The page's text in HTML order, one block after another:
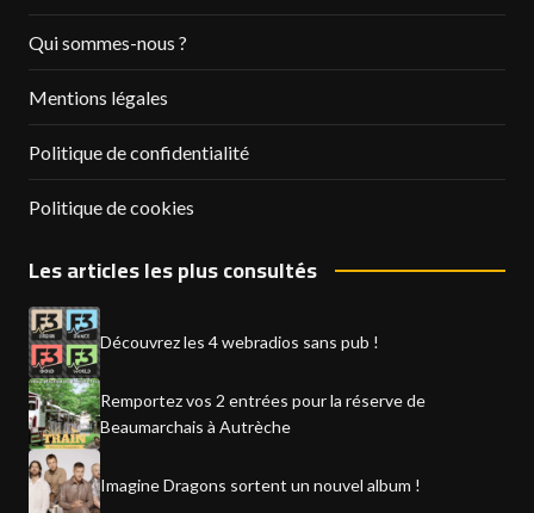
Qui sommes-nous ?
Mentions légales
Politique de confidentialité
Politique de cookies
Les articles les plus consultés
Découvrez les 4 webradios sans pub !
Remportez vos 2 entrées pour la réserve de
Beaumarchais à Autrèche
Imagine Dragons sortent un nouvel album !